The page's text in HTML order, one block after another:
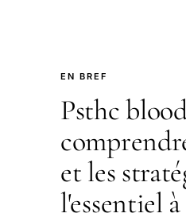
EN BREF
Psthc
et les
l'essentiel